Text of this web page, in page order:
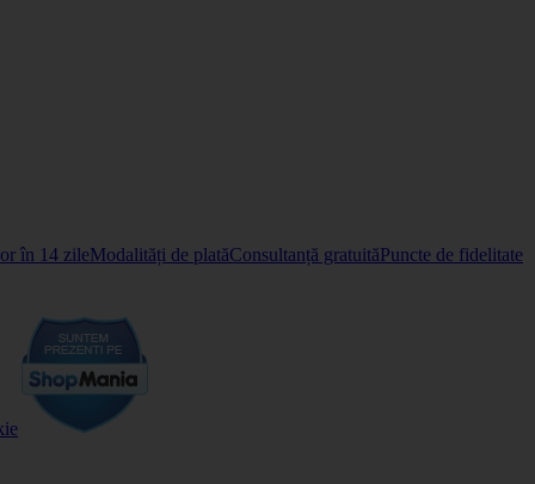
în 14 zileModalități de platăConsultanță gratuităPuncte de fidelitate